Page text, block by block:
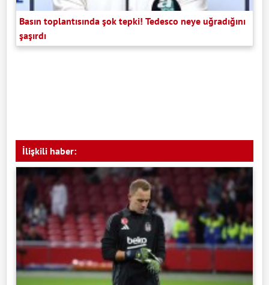
Basın toplantısında şok tepki! Tedesco neye uğradığını
şaşırdı
İlişkili haber: